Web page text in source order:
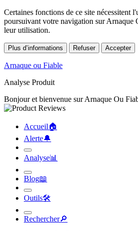
Certaines fonctions de ce site nécessitent
poursuivant votre navigation sur Arnaque
leur utilisation.
Plus d’informations Refuser Accepter
Arnaque ou Fiable
Analyse Produit
Bonjour et bienvenue sur Arnaque Ou
Accueil🏠︎
Alerte🔔︎
Analyse📊︎
Blog📖︎
Outils🛠︎
Rechercher🔎︎